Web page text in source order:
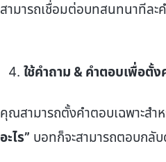
สามารถเชื่อมต่อบทสนทนาทีละ
ใช้คำถาม & คำตอบเพื่อตั้ง
คุณสามารถตั้งคำตอบเฉพาะสำ
อะไร” บอทก็จะสามารถตอบกลั